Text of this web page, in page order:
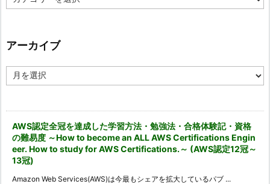
テ
ー
アーカイブ
ー
AWS認定全冠を達成した学習方法・勉強法・合格体験記・資格
の難易度 ～How to become an ALL AWS Certifications Engin
eer. How to study for AWS Certifications.～ (AWS認定12冠～
13冠)
Amazon Web Services(AWS)は今最もシェアを拡大しているパブ ...